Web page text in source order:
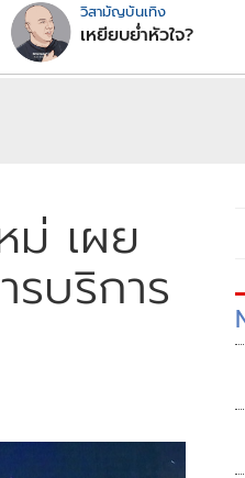
วิสามัญบันเทิง
เหยียบย่ำหัวใจ?
ม่ เผย
บริการ